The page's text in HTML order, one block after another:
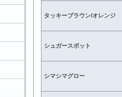
タッキーブラウン/オレンジ
シュガースポット
シマシマグロー